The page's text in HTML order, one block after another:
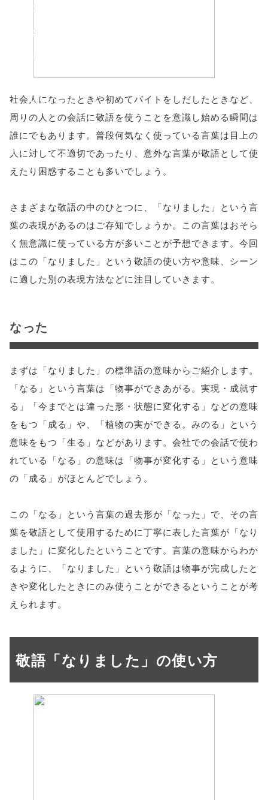
'width=550,
height=450,
toolbar=no,
scrollbars=yes'
false;"> シェア
社会人になったときや初めてバイトをしだしたときなど、
周りの人との会話に敬語を使うことを意識し始める瞬間は
誰にでもあります。普段何気なく使っている言葉は目上の
人に対して不適切であったり、意外な言葉が敬語として使
えたり困惑することも多いでしょう。
さまざまな敬語の中のひとつに、「なりました」という言
葉の表現があるのはご存知でしょうか。この言葉はおそら
く無意識に使っている方が多いことが予想できます。今回
はこの「なりました」という敬語の使い方や意味、シーン
に適した別の表現方法などに注目していきます。
なった
まずは「なりました」の標準語の意味からご紹介します。
「なる」という言葉は「物事ができあがる。実現・成就す
る」「今までとは違った形・状態に変化する」などの意味
をもつ「成る」や、「植物の実ができる。みのる」という
意味をもつ「生る」などがあります。会社での会話で使わ
れている「なる」の意味は「物事が変化する」という意味
の「成る」がほとんどでしょう。
この「なる」という言葉の過去形が「なった」で、その言
葉を敬語として使用するために丁寧に表した言葉が「なり
ました」に変化したということです。言葉の意味からわか
るように、「なりました」という敬語は物事が完成したと
きや変化したときにのみ使うことができるということが考
えられます。
敬語「なりました」の使い方